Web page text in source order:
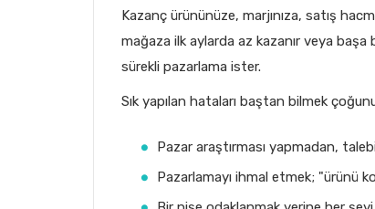
Kazanç ürününüze, marjınıza, satış
mağaza ilk aylarda az kazanır veya
sürekli pazarlama ister.
Sık yapılan hataları baştan bilmek
Pazar araştırması yapmadan,
Pazarlamayı ihmal etmek; "ürünü